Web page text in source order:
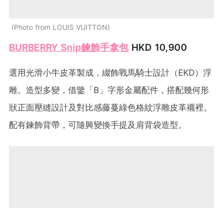
Photo from LOUIS VUITTON
BURBERRY Snip鍊飾手拿包HKD 10,900
選用光滑小牛皮革製成，綴飾戰馬騎士設計（EKD）浮
雕。造型多變，借鑒「B」字形金屬配件，搭配幾何形
狀正面壓縫設計及對比感藤蔓綠色格紋浮雕皮革襯裡。
配有鍊飾背帶，可隨興變換手提及肩背袋造型。